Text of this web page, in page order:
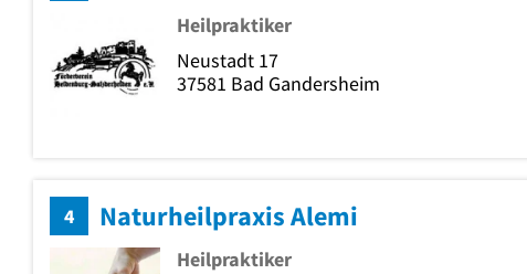
Heilpraktiker
Neustadt 17
37581 Bad Gandersheim
4 Naturheilpraxis Alemi
Heilpraktiker